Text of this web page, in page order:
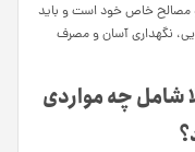
و مصالح خاص خود است و باید
نگهداری آسان و مصرف
شامل چه مواردی